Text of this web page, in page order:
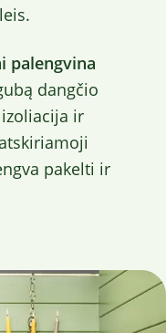
palengvina
dangčio
ir
pakelti ir